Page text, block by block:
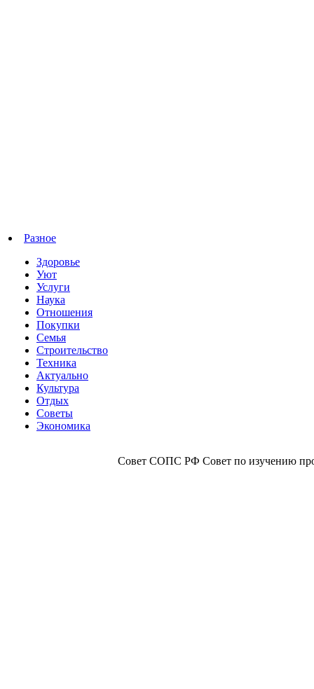
Разное
Здоровье
Уют
Услуги
Наука
Отношения
Покупки
Семья
Строительство
Техника
Актуально
Культура
Отдых
Советы
Экономика
Совет СОПС РФ Совет по изучению